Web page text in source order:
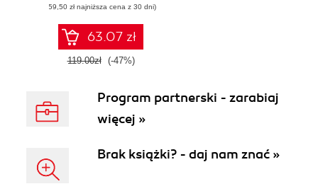
(59,50 zł najniższa cena z 30 dni)
63.07 zł
119.00zł (-47%)
Program partnerski - zarabiaj
więcej »
Brak książki? - daj nam znać »